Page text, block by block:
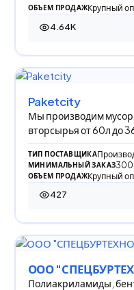
ОБЪЕМ ПРОДАЖКрупный
4.64K
4 640 просмотров
Paketcity
Мы производим
вторсырья от 60л до
ТИП ПОСТАВЩИКА
МИНИМАЛЬНЫЙ ЗАКАЗ
ОБЪЕМ ПРОДАЖКрупный
427
427 просмотров
ООО
Полиакриламиды,